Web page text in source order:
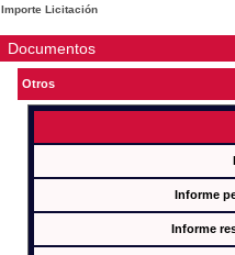
Importe Licitación
Documentos
Otros
Informe
Informe